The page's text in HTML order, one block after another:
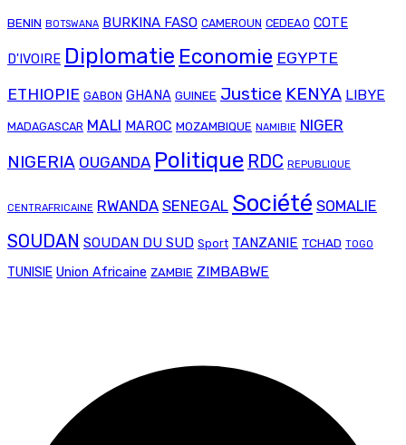
BENIN BOTSWANA BURKINA FASO CAMEROUN CEDEAO COTE
D'IVOIRE Diplomatie Economie EGYPTE
ETHIOPIE GABON GHANA GUINEE Justice KENYA LIBYE
MADAGASCAR MALI MAROC MOZAMBIQUE NAMIBIE NIGER
NIGERIA OUGANDA Politique RDC REPUBLIQUE
CENTRAFRICAINE RWANDA SENEGAL Société SOMALIE
SOUDAN SOUDAN DU SUD Sport TANZANIE TCHAD TOGO
TUNISIE Union Africaine ZAMBIE ZIMBABWE